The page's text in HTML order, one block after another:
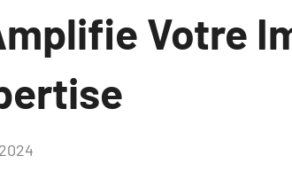
Votre